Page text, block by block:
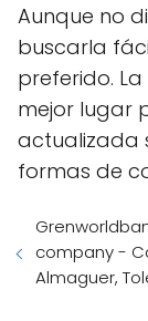
Aunque no
buscarla
preferido.
mejor lugar
actualizada
formas de
company -
Almaguer,